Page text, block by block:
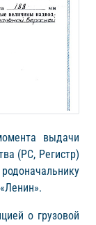
выдачи
(РС, Регистр)
о грузовой